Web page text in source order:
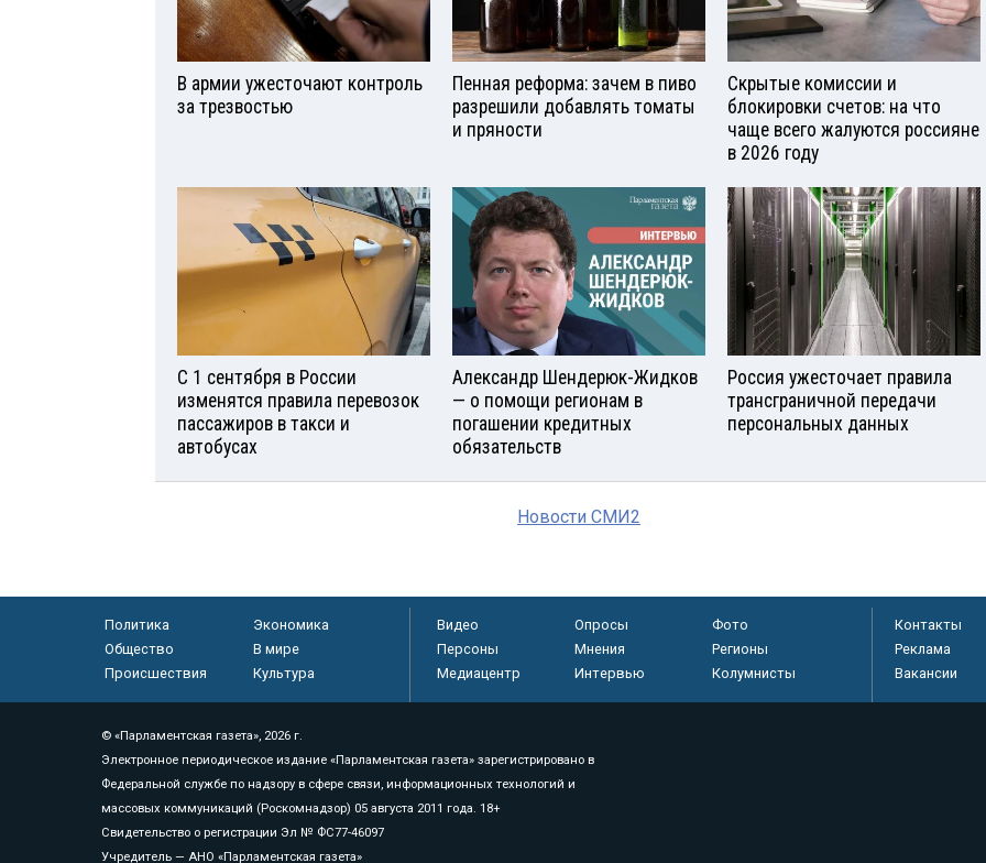
В армии ужесточают контроль
за трезвостью
Пенная реформа: зачем в пиво
разрешили добавлять томаты
и пряности
Скрытые комиссии и
блокировки счетов: на что
чаще всего жалуются россияне
в 2026 году
С 1 сентября в России
изменятся правила перевозок
пассажиров в такси и
автобусах
Александр Шендерюк-Жидков
— о помощи регионам в
погашении кредитных
обязательств
Россия ужесточает правила
трансграничной передачи
персональных данных
Новости СМИ2
Политика
Экономика
Общество
В мире
Происшествия
Культура
Видео Опросы
Фото
Персоны
Мнения
Регионы
Медиацентр
Интервью Колумнисты
Контакты
Реклама
Вакансии
© «Парламентская газета», 2026 г.
Электронное периодическое издание «Парламентская газета» зарегистрировано в
Федеральной службе по надзору в сфере связи, информационных технологий и
массовых коммуникаций (Роскомнадзор) 05 августа 2011 года. 18+
Свидетельство о регистрации Эл № ФС77-46097
Учредитель — АНО «Парламентская газета»